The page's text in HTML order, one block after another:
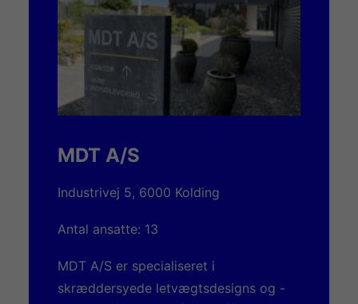
MDT A/S
Industrivej 5, 6000 Kolding
Antal ansatte: 13
MDT A/S er specialiseret i
skræddersyede letvægtsdesigns og -